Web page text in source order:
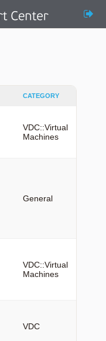
CATEGORY
VDC::Virtual
Machines
General
VDC::Virtual
Machines
VDC